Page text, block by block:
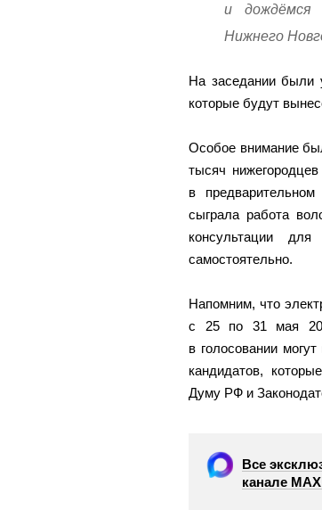
и дождёмся
Нижнего
На заседании были
которые будут
Особое внимание
тысяч
в
сыграла работа
консультации
самостоятельно.
Напомним, что
с 25 по 31 мая
в голосовании
кандидатов,
Думу РФ и
Все
канале